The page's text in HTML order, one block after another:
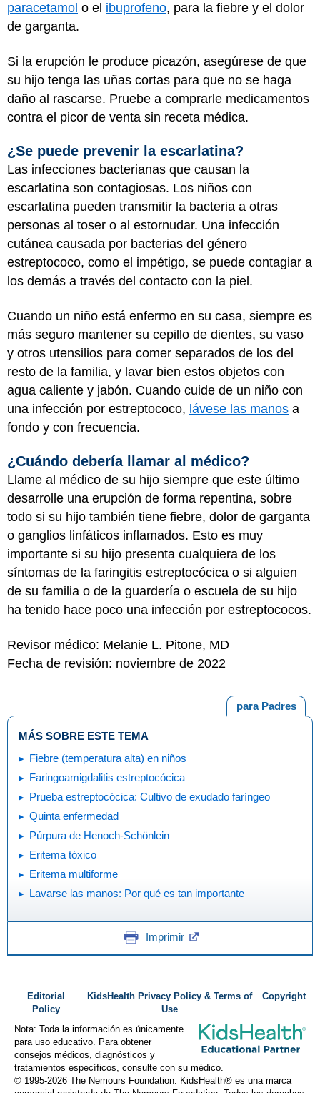
paracetamol o el ibuprofeno, para la fiebre y el dolor
de garganta.
Si la erupción le produce picazón, asegúrese de que
su hijo tenga las uñas cortas para que no se haga
daño al rascarse. Pruebe a comprarle medicamentos
contra el picor de venta sin receta médica.
¿Se puede prevenir la escarlatina?
Las infecciones bacterianas que causan la
escarlatina son contagiosas. Los niños con
escarlatina pueden transmitir la bacteria a otras
personas al toser o al estornudar. Una infección
cutánea causada por bacterias del género
estreptococo, como el impétigo, se puede contagiar a
los demás a través del contacto con la piel.
Cuando un niño está enfermo en su casa, siempre es
más seguro mantener su cepillo de dientes, su vaso
y otros utensilios para comer separados de los del
resto de la familia, y lavar bien estos objetos con
agua caliente y jabón. Cuando cuide de un niño con
una infección por estreptococo, lávese las manos a
fondo y con frecuencia.
¿Cuándo debería llamar al médico?
Llame al médico de su hijo siempre que este último
desarrolle una erupción de forma repentina, sobre
todo si su hijo también tiene fiebre, dolor de garganta
o ganglios linfáticos inflamados. Esto es muy
importante si su hijo presenta cualquiera de los
síntomas de la faringitis estreptocócica o si alguien
de su familia o de la guardería o escuela de su hijo
ha tenido hace poco una infección por estreptococos.
Revisor médico: Melanie L. Pitone, MD
Fecha de revisión: noviembre de 2022
para Padres
MÁS SOBRE ESTE TEMA
Fiebre (temperatura alta) en niños
Faringoamigdalitis estreptocócica
Prueba estreptocócica: Cultivo de exudado faríngeo
Quinta enfermedad
Púrpura de Henoch-Schönlein
Eritema tóxico
Eritema multiforme
Lavarse las manos: Por qué es tan importante
Imprimir
Editorial
Policy
KidsHealth Privacy Policy & Terms of
Use
Copyright
Nota: Toda la información es únicamente
para uso educativo. Para obtener
consejos médicos, diagnósticos y
tratamientos específicos, consulte con su médico.
© 1995-2026 The Nemours Foundation. KidsHealth® es una marca